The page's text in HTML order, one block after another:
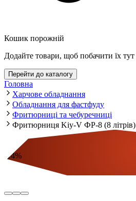
Кошик порожній
Додайте товари, щоб побачити їх тут
Перейти до каталогу
Головна
Харчове обладнання
Обладнання для фастфуду
Фритюрниці та чебуречниці
Фритюрниця Kiy-V ФР-8 (8 літрів)
14%